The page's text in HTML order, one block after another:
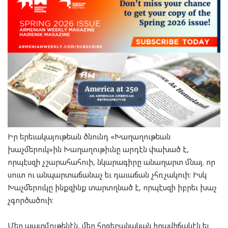
Իր երեւակայութեան ծնունդ «Խաղաղութեան
խաչմերուկ»ին Խաղաղութիւնը արդէն փախած է,
որպէսզի չշարահահուի, նկարագիրը անաղարտ մնայ. որ
սուտ ու անպարտաճանաչ եւ դաւաճան չհռչակուի։ Իսկ
Խաչմերուկը ինքզինք տարտղնած է, որպէսզի իբրեւ խաչ
չգործածուի։
Մեր պատմութենէն, մեր հոգեբանական իրավիճակէն եւ